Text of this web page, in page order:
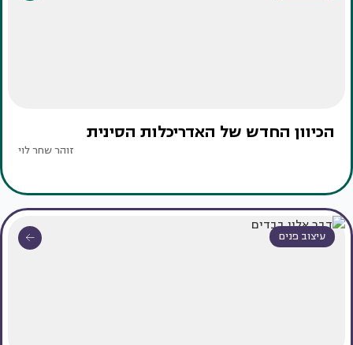
הכיוון החדש של האדריכלות הסינית
זוהר שחר לוי
עיצוב פנים